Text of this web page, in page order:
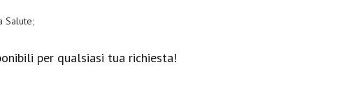
Salute;
per qualsiasi tua richiesta!